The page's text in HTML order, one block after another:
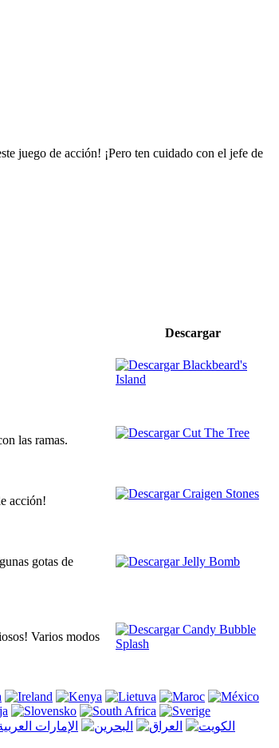
juego de acción! ¡Pero ten cuidado con el jefe de
Descargar
las ramas.
acción!
gotas de
Varios modos